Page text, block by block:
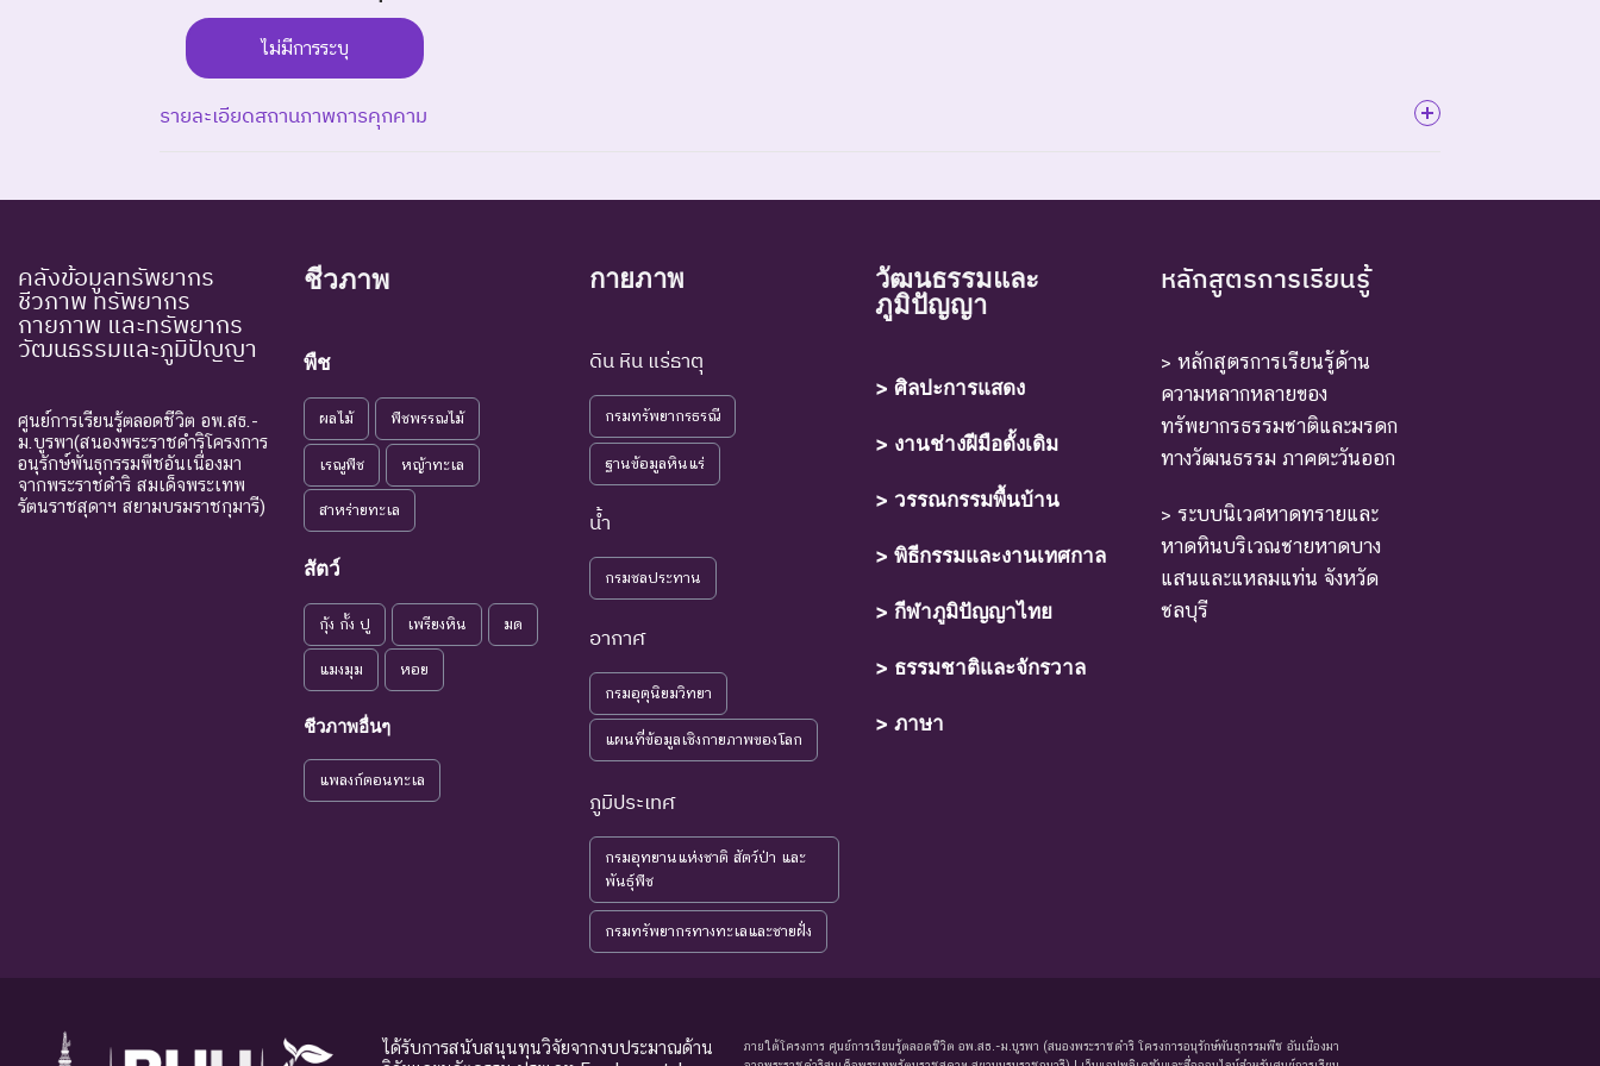
ไม่มีการระบุ
รายละเอียดสถานภาพการคุกคาม
EW : Extinct in the
Wild
สูญพันธุ์ใน
ชนิดพันธุ์ที่ไม่มีรายงานว่าพบอาศัยอยู่ในถิ่นที่อยู่อาศัยตามธรรมชาติ
ระดับความรุนแรง : ถูกคุกคาม
CR : Critically
Endangered
ใกล้สูญพันธุ์
อย่างยิ่ง
ชนิดพันธุ์ที่มีความเสี่ยงสูงต่อการสูญพันธุ์จากพื้นที่ธรรมชาติในขณะนี้
EN : Endangered ใกล้สูญพันธุ์
ชนิดพันธุ์ที่กำลังอยู่ในภาวะอันตรายที่ใกล้จะสูญพันธุ์ไปจากโลกหรือสูญพันธุ์ไปจากแหล่งที่มีการกระจายพันธุ์อยู่ ถ้าปัจจัยต่าง ๆ ที่
เป็นสาเหตุให้เกิดการสูญพันธุ์ยังดำเนินต่อไป
แนวโน้มใกล้
ชนิดพันธุ์ที่เข้าสู่ภาวะใกล้สูญพันธุ์ในอนาคตอันใกล้ ถ้ายังคงมีปัจจัยต่างๆ อันเป็นสาเหตุให้ชนิดพันธุ์นั้นสูญพันธุ์
ระดับความรุนแรง : เสี่ยงน้อย (LR)
ใกล้ถูกคุกคาม ชนิดพันธุ์ที่มีแนวโน้มอาจถูกคุกคามในอนาคตอันใกล้ เนื่องจากปัจจัยต่างๆ ยังไม่มีผลกระทบมาก
เป็นกังวลน้อย
ที่สุด
ชนิดพันธุ์ที่ยังไม่อยู่ในภาวะถูกคุกคามและพบเห็นอยู่ทั่วไป
ชนิดพันธุ์ที่มีข้อมูลไม่เพียงพอ ที่จะวิเคราะห์ถึงความเสี่ยงต่อการสูญพันธุ์โดยตรงหรือโดยอ้อม ชนิดพันธุ์กลุ่มนี้มีความจำเป็น ต่อการ
จัดหาความรู้เพิ่มเติมจากการศึกษาวิจัยในอนาคต
ชนิดพันธุ์ที่ยังไม่มีการพิจารณาการประเมินสถานภาพ
คลังข้อมูลทรัพยากร
ชีวภาพ ทรัพยากร
กายภาพ และทรัพยากร
วัฒนธรรมและภูมิปัญญา
ศูนย์การเรียนรู้ตลอดชีวิต อพ.สธ.-
ม.บูรพา(สนองพระราชดำริโครงการ
อนุรักษ์พันธุกรรมพืชอันเนื่องมา
จากพระราชดำริ สมเด็จพระเทพ
รัตนราชสุดาฯ สยามบรมราชกุมารี)
ชีวภาพ
พืช
ผลไม้ พืชพรรณไม้
เรณูพืช หญ้าทะเล
สาหร่ายทะเล
สัตว์
กุ้ง กั้ง ปู เพรียงหิน มด
แมงมุม หอย
ชีวภาพอื่นๆ
แพลงก์ตอนทะเล
กายภาพ
ดิน หิน แร่ธาตุ
กรมทรัพยากรธรณี
ฐานข้อมูลหินแร่
น้ำ
กรมชลประทาน
อากาศ
กรมอุตุนิยมวิทยา
แผนที่ข้อมูลเชิงกายภาพของโลก
ภูมิประเทศ
กรมอุทยานแห่งชาติ สัตว์ป่า และ
พันธุ์พืช
กรมทรัพยากรทางทะเลและชายฝั่ง
วัฒนธรรมและ
ภูมิปัญญา
> ศิลปะการแสดง
> งานช่างฝีมือดั้งเดิม
> วรรณกรรมพื้นบ้าน
> พิธีกรรมและงานเทศกาล
> กีฬาภูมิปัญญาไทย
> ธรรมชาติและจักรวาล
> ภาษา
หลักสูตรการเรียนรู้
> หลักสูตรการเรียนรู้ด้าน
ความหลากหลายของ
ทรัพยากรธรรมชาติและมรดก
ทางวัฒนธรรม ภาคตะวันออก
> ระบบนิเวศหาดทรายและ
หาดหินบริเวณชายหาดบาง
แสนและแหลมแท่น จังหวัด
ชลบุรี
ได้รับการสนับสนุนทุนวิจัยจากงบประมาณด้าน
ภายใต้โครงการ ศูนย์การเรียนรู้ตลอดชีวิต อพ.สธ.-ม.บูรพา (สนองพระราชดำริ โครงการอนุรักษ์พันธุกรรมพืช อันเนื่องมา